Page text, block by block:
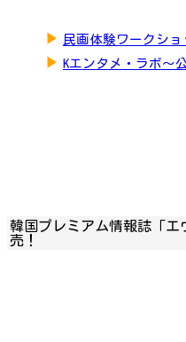
▶ 民画体験ワークシ
▶ Kエンタメ・ラボ～
韓国プレミアム情報誌「
売！